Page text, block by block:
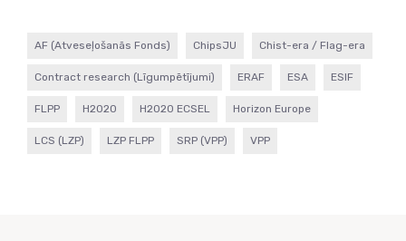
AF (Atveseļošanās Fonds) ChipsJU Chist-era / Flag-era
Contract research (Līgumpētījumi) ERAF ESA ESIF
FLPP H2020 H2020 ECSEL Horizon Europe
LCS (LZP) LZP FLPP SRP (VPP) VPP